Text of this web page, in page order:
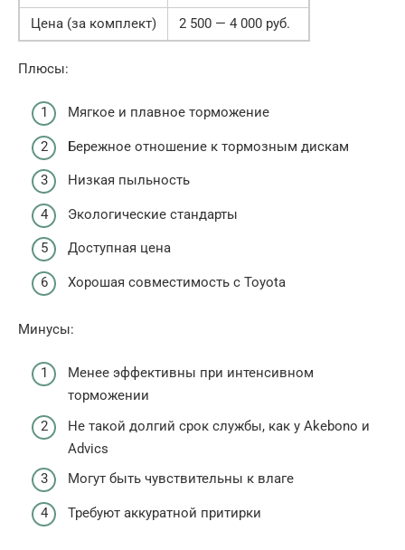
Цена (за комплект)
2 500 — 4 000 руб.
Плюсы:
Мягкое и плавное торможение
Бережное отношение к тормозным дискам
Низкая пыльность
Экологические стандарты
Доступная цена
Хорошая совместимость с Toyota
Минусы:
Менее эффективны при интенсивном
торможении
Не такой долгий срок службы, как у Akebono и
Advics
Могут быть чувствительны к влаге
Требуют аккуратной притирки